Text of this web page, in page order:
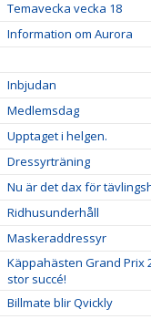
Temavecka vecka 18
Information om Aurora
Inbjudan
Medlemsdag
Upptaget i helgen.
Dressyrträning
Nu är det dax för
Ridhusunderhåll
Maskeraddressyr
Käppahästen Grand Prix
stor succé!
Billmate blir Qvickly